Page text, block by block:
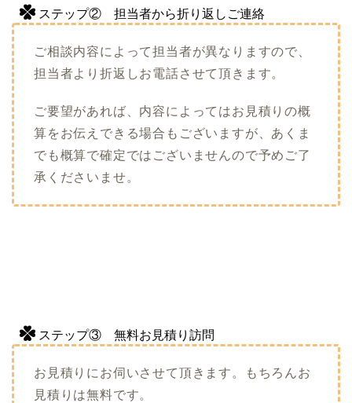
ステップ② 担当者から折り返しご連絡
ご相談内容によって担当者が異なりますので、
担当者より折返しお電話させて頂きます。
ご要望があれば、内容によってはお見積りの概
算をお伝えできる場合もございますが、あくま
でも概算で確定ではございませんので予めご了
承くださいませ。
ステップ③ 無料お見積り訪問
お見積りにお伺いさせて頂きます。もちろんお
見積りは無料です。